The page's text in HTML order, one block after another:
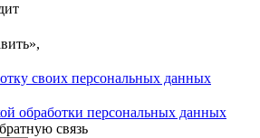
своих персональных данных
обработки персональных данных
связь